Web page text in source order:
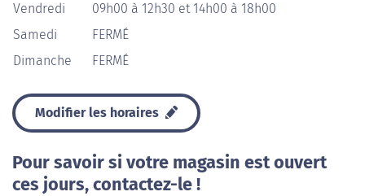
Vendredi
09h00 à 12h30 et 14h00 à 18h00
Samedi
FERMÉ
Dimanche
FERMÉ
Modifier les horaires
Pour savoir si votre magasin est ouvert
ces jours, contactez-le !